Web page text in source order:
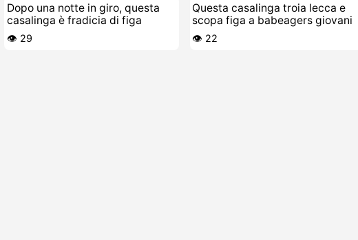
Dopo una notte in giro, questa
casalinga è fradicia di figa
👁️ 29
Questa casalinga troia lecca e
scopa figa a babeagers giovani
👁️ 22